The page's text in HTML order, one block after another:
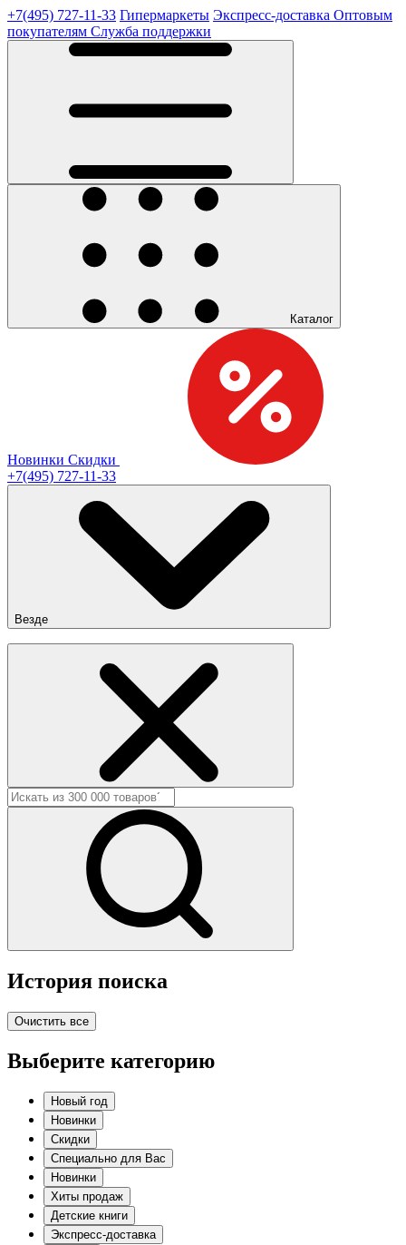
+7(495) 727-11-33 Гипермаркеты Экспресс-доставка Оптовым
покупателям Служба поддержки
Каталог
Новинки Скидки
+7(495) 727-11-33
Везде
История поиска
Очистить все
Выберите категорию
Новый год
Новинки
Скидки
Специально для Вас
Новинки
Хиты продаж
Детские книги
Экспресс-доставка